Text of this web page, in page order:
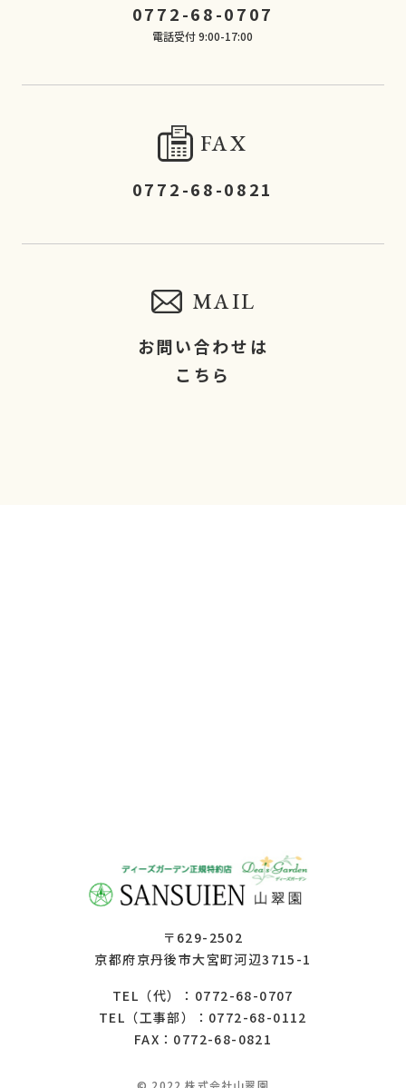
0772-68-0707
電話受付 9:00-17:00
FAX
0772-68-0821
MAIL
お問い合わせは
こちら
〒629-2502
京都府京丹後市大宮町河辺3715-1
TEL（代）： 0772-68-0707
TEL（工事部）： 0772-68-0112
FAX：0772-68-0821
© 2022 株式会社山翠園